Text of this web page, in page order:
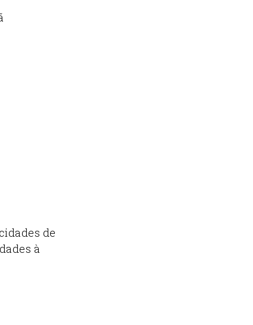
de
à